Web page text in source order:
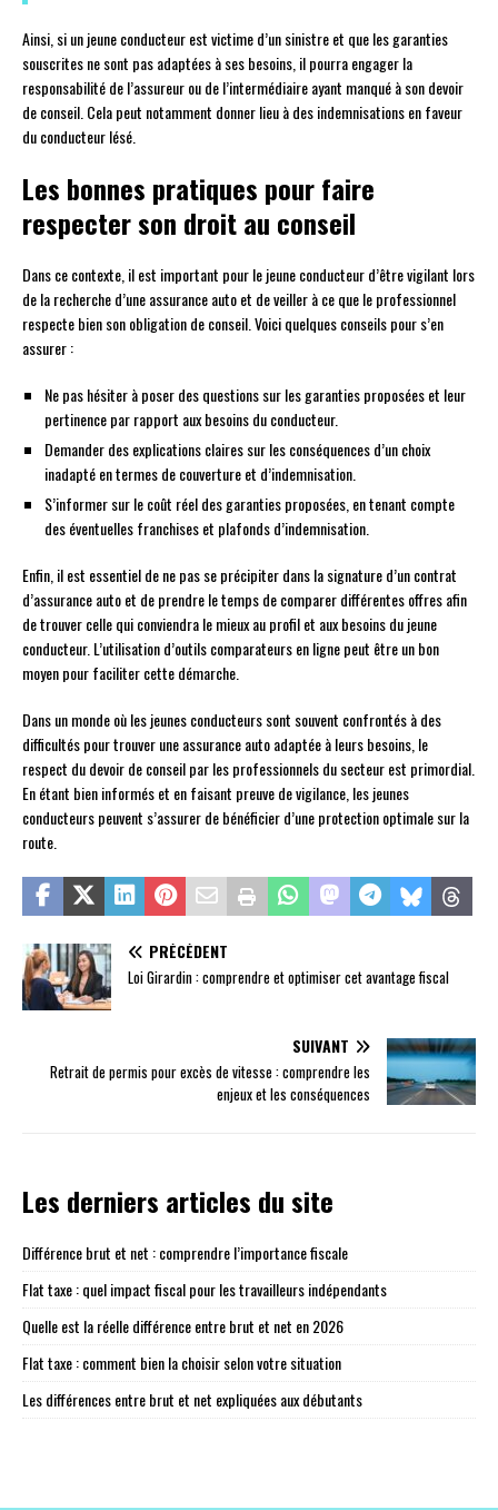
Ainsi, si un jeune conducteur est victime d’un sinistre et que les garanties
souscrites ne sont pas adaptées à ses besoins, il pourra engager la
responsabilité de l’assureur ou de l’intermédiaire ayant manqué à son devoir
de conseil. Cela peut notamment donner lieu à des indemnisations en faveur
du conducteur lésé.
Les bonnes pratiques pour faire
respecter son droit au conseil
Dans ce contexte, il est important pour le jeune conducteur d’être vigilant lors
de la recherche d’une assurance auto et de veiller à ce que le professionnel
respecte bien son obligation de conseil. Voici quelques conseils pour s’en
assurer :
Ne pas hésiter à poser des questions sur les garanties proposées et leur
pertinence par rapport aux besoins du conducteur.
Demander des explications claires sur les conséquences d’un choix
inadapté en termes de couverture et d’indemnisation.
S’informer sur le coût réel des garanties proposées, en tenant compte
des éventuelles franchises et plafonds d’indemnisation.
Enfin, il est essentiel de ne pas se précipiter dans la signature d’un contrat
d’assurance auto et de prendre le temps de comparer différentes offres afin
de trouver celle qui conviendra le mieux au profil et aux besoins du jeune
conducteur. L’utilisation d’outils comparateurs en ligne peut être un bon
moyen pour faciliter cette démarche.
Dans un monde où les jeunes conducteurs sont souvent confrontés à des
difficultés pour trouver une assurance auto adaptée à leurs besoins, le
respect du devoir de conseil par les professionnels du secteur est primordial.
En étant bien informés et en faisant preuve de vigilance, les jeunes
conducteurs peuvent s’assurer de bénéficier d’une protection optimale sur la
route.
PRÉCÉDENT
Loi Girardin : comprendre et optimiser cet avantage fiscal
SUIVANT
Retrait de permis pour excès de vitesse : comprendre les
enjeux et les conséquences
Les derniers articles du site
Différence brut et net : comprendre l’importance fiscale
Flat taxe : quel impact fiscal pour les travailleurs indépendants
Quelle est la réelle différence entre brut et net en 2026
Flat taxe : comment bien la choisir selon votre situation
Les différences entre brut et net expliquées aux débutants